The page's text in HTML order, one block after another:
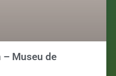
– Museu de